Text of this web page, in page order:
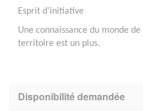
Esprit d’initiative
Une connaissance du monde
territoire est un plus.
Disponibilité demandée